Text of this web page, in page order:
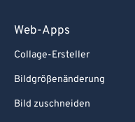
Web-Apps
Collage-Ersteller
Bildgrößenänderung
Bild zuschneiden